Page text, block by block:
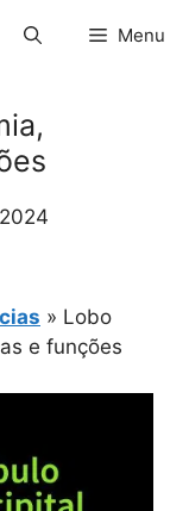
Menu
» Lobo
e funções